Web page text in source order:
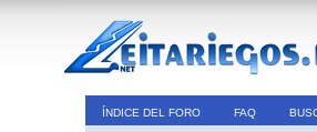
ÍNDICE DEL FORO FAQ